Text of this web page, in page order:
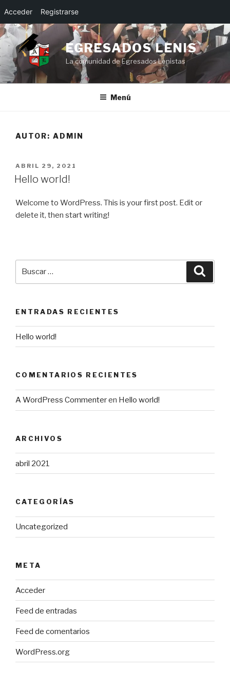
Acceder Registrarse
Saltar
al
contenido
EGRESADOS LENIS
La comunidad de Egresados Lenistas
Menú
AUTOR: ADMIN
PUBLICADO
EL
ABRIL 29, 2021
Hello world!
Welcome to WordPress. This is your first post. Edit or
delete it, then start writing!
ENTRADAS RECIENTES
Hello world!
COMENTARIOS RECIENTES
A WordPress Commenteren Hello world!
ARCHIVOS
abril 2021
CATEGORÍAS
Uncategorized
META
Acceder
Feed de entradas
Feed de comentarios
WordPress.org